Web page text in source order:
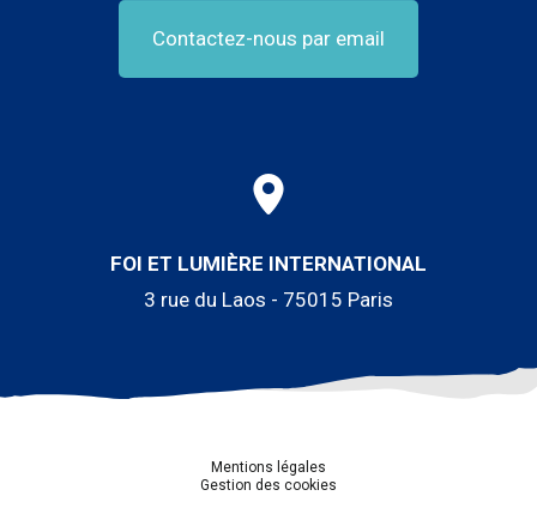
Contactez-nous par email
FOI ET LUMIÈRE INTERNATIONAL
3 rue du Laos - 75015 Paris
Mentions légales
Gestion des cookies